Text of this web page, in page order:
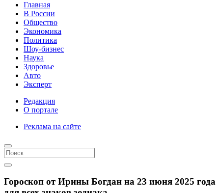
Главная
В России
Общество
Экономика
Политика
Шоу-бизнес
Наука
Здоровье
Авто
Эксперт
Редакция
О портале
Реклама на сайте
Гороскоп от Ирины Богдан на 23 июня 2025 года